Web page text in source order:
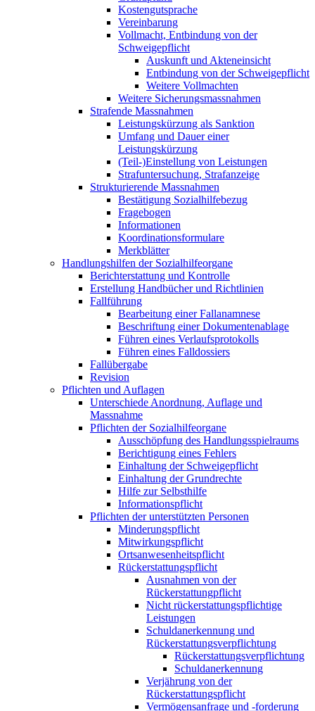
Kostengutsprache
Vereinbarung
Vollmacht, Entbindung von der
Schweigepflicht
Auskunft und Akteneinsicht
Entbindung von der Schweigepflicht
Weitere Vollmachten
Weitere Sicherungsmassnahmen
Strafende Massnahmen
Leistungskürzung als Sanktion
Umfang und Dauer einer
Leistungskürzung
(Teil-)Einstellung von Leistungen
Strafuntersuchung, Strafanzeige
Strukturierende Massnahmen
Bestätigung Sozialhilfebezug
Fragebogen
Informationen
Koordinationsformulare
Merkblätter
Handlungshilfen der Sozialhilfeorgane
Berichterstattung und Kontrolle
Erstellung Handbücher und Richtlinien
Fallführung
Bearbeitung einer Fallanamnese
Beschriftung einer Dokumentenablage
Führen eines Verlaufsprotokolls
Führen eines Falldossiers
Fallübergabe
Revision
Pflichten und Auflagen
Unterschiede Anordnung, Auflage und
Massnahme
Pflichten der Sozialhilfeorgane
Ausschöpfung des Handlungsspielraums
Berichtigung eines Fehlers
Einhaltung der Schweigepflicht
Einhaltung der Grundrechte
Hilfe zur Selbsthilfe
Informationspflicht
Pflichten der unterstützten Personen
Minderungspflicht
Mitwirkungspflicht
Ortsanwesenheitspflicht
Rückerstattungspflicht
Ausnahmen von der
Rückerstattungpflicht
Nicht rückerstattungspflichtige
Leistungen
Schuldanerkennung und
Rückerstattungsverpflichtung
Rückerstattungsverpflichtung
Schuldanerkennung
Verjährung von der
Rückerstattungspflicht
Vermögensanfrage und -forderung